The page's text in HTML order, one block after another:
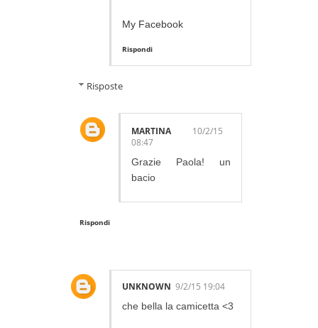
My Facebook
Rispondi
Risposte
MARTINA
10/2/15
08:47
Grazie Paola! un
bacio
Rispondi
UNKNOWN 9/2/15 19:04
che bella la camicetta <3